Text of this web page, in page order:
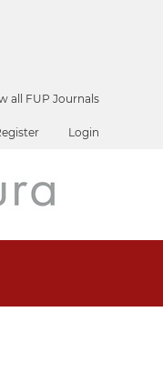
all FUP Journals
Login